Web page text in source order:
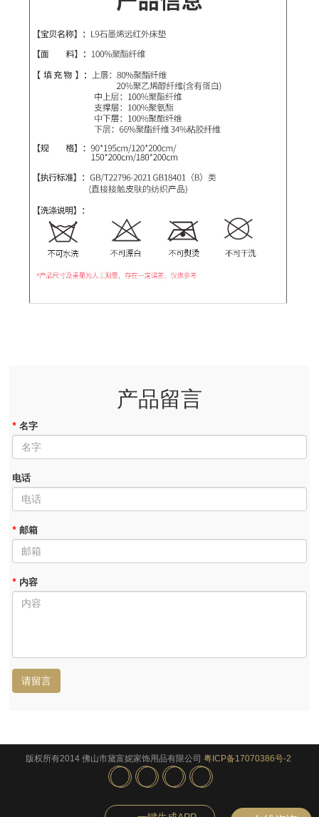
产品留言
* 名字
电话
* 邮箱
* 内容
请留言
版权所有2014 佛山市黛富妮家饰用品有限公司 粤ICP备17070386号-2